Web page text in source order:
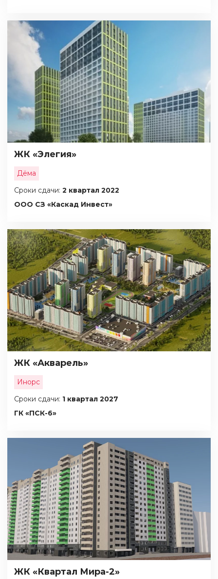
ЖК «Элегия»
Дёма
Сроки сдачи: 2 квартал 2022
ООО СЗ «Каскад Инвест»
ЖК «Акварель»
Инорс
Сроки сдачи: 1 квартал 2027
ГК «ПСК-6»
ЖК «Квартал Мира-2»